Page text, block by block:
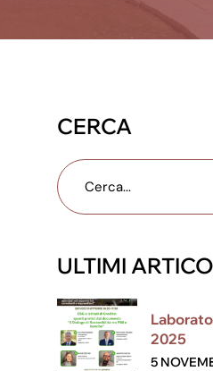
CERCA
ULTIMI
2025
5